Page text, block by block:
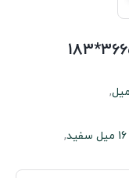
,
,